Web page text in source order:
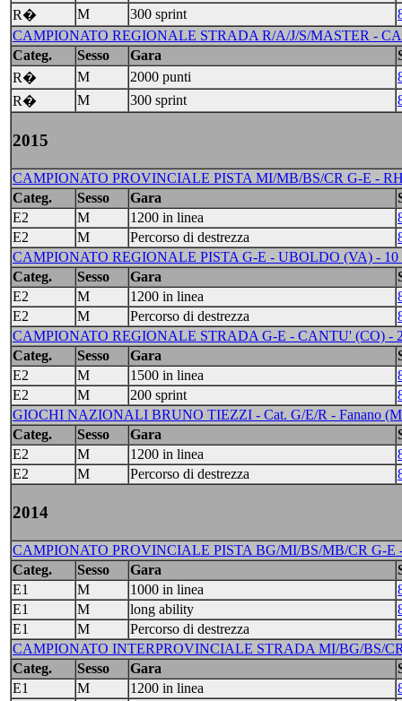
R�
M 300 sprint
CAMPIONATO REGIONALE STRADA R/A/J/S/MASTER -
Categ.
Sesso Gara
R�
M 2000 punti
R�
M 300 sprint
2015
CAMPIONATO PROVINCIALE PISTA MI/MB/BS/CR G-E -
Categ.
Sesso Gara
E2
M 1200 in linea
E2
M Percorso di destrezza
CAMPIONATO REGIONALE PISTA G-E - UBOLDO (VA) -
Categ.
Sesso Gara
E2
M 1200 in linea
E2
M Percorso di destrezza
CAMPIONATO REGIONALE STRADA G-E - CANTU' (CO) -
Categ.
Sesso Gara
E2
M 1500 in linea
E2
M 200 sprint
GIOCHI NAZIONALI BRUNO TIEZZI - Cat. G/E/R - Fanano
Categ.
Sesso Gara
E2
M 1200 in linea
E2
M Percorso di destrezza
2014
CAMPIONATO PROVINCIALE PISTA BG/MI/BS/MB/CR G-
Categ.
Sesso Gara
E1
M 1000 in linea
E1
M long ability
E1
M Percorso di destrezza
CAMPIONATO INTERPROVINCIALE STRADA MI/BG/BS/
Categ.
Sesso Gara
E1
M 1200 in linea